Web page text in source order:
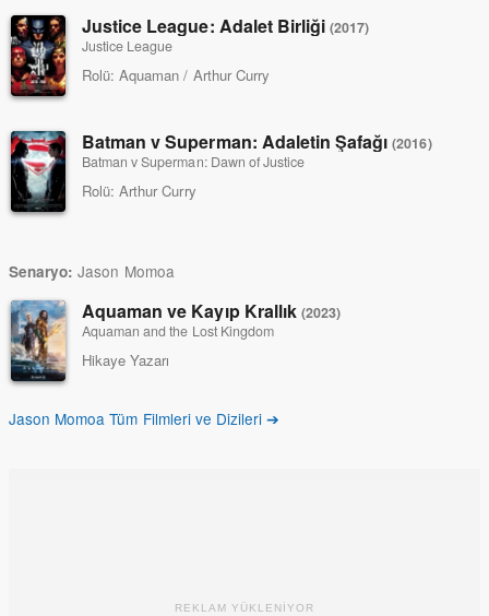
Justice League: Adalet Birliği(2017)
Justice League
Rolü: Aquaman / Arthur Curry
Batman v Superman: Adaletin Şafağı(2016)
Batman v Superman: Dawn of Justice
Rolü: Arthur Curry
Senaryo: Jason Momoa
Aquaman ve Kayıp Krallık (2023)
Aquaman and the Lost Kingdom
Hikaye Yazarı
Jason Momoa Tüm Filmleri ve Dizileri ➔
REKLAM YÜKLENİYOR